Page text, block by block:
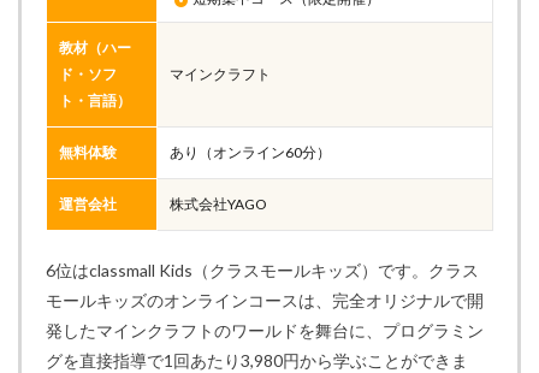
教材（ハー
ド・ソフ
ト・言語）
マインクラフト
無料体験 あり（オンライン60分）
運営会社 株式会社YAGO
6位はclassmall Kids（クラスモールキッズ）です。クラス
モールキッズのオンラインコースは、完全オリジナルで開
発したマインクラフトのワールドを舞台に、プログラミン
グを直接指導で1回あたり3,980円から学ぶことができま